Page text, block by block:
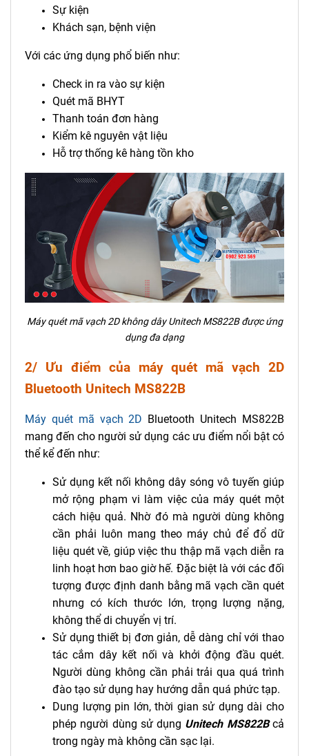
Sự kiện
Khách sạn, bệnh viện
Với các ứng dụng phổ biến như:
Check in ra vào sự kiện
Quét mã BHYT
Thanh toán đơn hàng
Kiểm kê nguyên vật liệu
Hỗ trợ thống kê hàng tồn kho
Máy quét mã vạch 2D không dây Unitech MS822B được ứng
dụng đa dạng
2/ Ưu điểm của máy quét mã vạch 2D
Bluetooth Unitech MS822B
Máy quét mã vạch 2D Bluetooth Unitech MS822B
mang đến cho người sử dụng các ưu điểm nổi bật có
thể kể đến như:
Sử dụng kết nối không dây sóng vô tuyến giúp
mở rộng phạm vi làm việc của máy quét một
cách hiệu quả. Nhờ đó mà người dùng không
cần phải luôn mang theo máy chủ để đổ dữ
liệu quét về, giúp việc thu thập mã vạch diễn ra
linh hoạt hơn bao giờ hế. Đặc biệt là với các đối
tượng được định danh bằng mã vạch cần quét
nhưng có kích thước lớn, trọng lượng nặng,
không thể di chuyển vị trí.
Sử dụng thiết bị đơn giản, dễ dàng chỉ với thao
tác cắm dây kết nối và khởi động đầu quét.
Người dùng không cần phải trải qua quá trình
đào tạo sử dụng hay hướng dẫn quá phức tạp.
Dung lượng pin lớn, thời gian sử dụng dài cho
phép người dùng sử dụng Unitech MS822Bcả
trong ngày mà không cần sạc lại.